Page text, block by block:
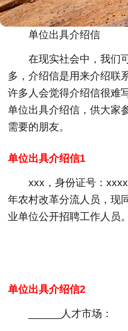
单位出具介绍信
在现实社会中，我们
多，介绍信是用来介绍联
许多人会觉得介绍信很难
单位出具介绍信，供大家
需要的朋友。
单位出具介绍信1
xxx，身份证号：
年农村改革分流人员，现
业单位公开招聘工作人员。
单位出具介绍信2
______人才市场：